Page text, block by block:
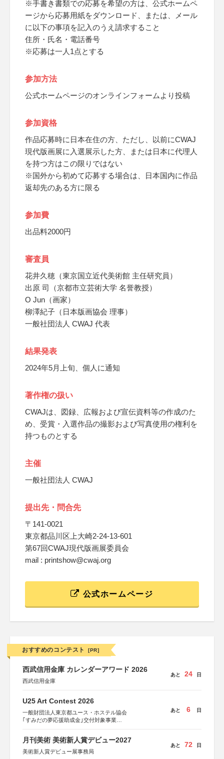
※手書き書類での応募を希望の方は、公式ホームペ
ージから応募用紙をダウンロード、または、メール
に以下の事項を記入のうえ請求すること
住所・氏名・電話番号
※応募は一人1点とする
参加方法
公式ホームページのオンラインフォームより投稿
参加資格
作品応募時に日本在住の方、ただし、以前にCWAJ
現代版画展に入選展示した方、または日本に代理人
を持つ方はこの限りではない
※国外から初めて応募する場合は、日本国内に作品
返却先のある方に限る
参加費
出品料2000円
審査員
花井久穂（東京国立近代美術館 主任研究員）
出原 司（京都市立芸術大学 名誉教授）
O Jun（画家）
柳澤紀子（日本版画協会 理事）
一般社団法人 CWAJ 代表
結果発表
2024年5月上旬、個人に通知
著作権の扱い
CWAJは、図録、広報および宣伝資料等の作成のた
め、受賞・入選作品の撮影および写真使用の権利を
持つものとする
主催
一般社団法人 CWAJ
提出先・問合先
〒141-0021
東京都品川区上大崎2-24-13-601
第67回CWAJ現代版画展委員会
mail : printshow@cwaj.org
公式ホームページ
おすすめのコンテスト [PR]
西武信用金庫 カレンダーアワード 2026
西武信用金庫
あと 24 日
U25 Art Contest 2026
一般財団法人東京都ユース・ホステル協会
｢すみだの夢応援助成金｣交付対象事業
あと 6 日
月刊美術 美術新人賞デビュー2027
美術新人賞デビュー展事務局
あと 72 日